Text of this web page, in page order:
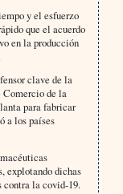
y el esfuerzo
que el acuerdo
en la producción
clave de la
de la
para fabricar
a los países
explotando dichas
contra la covid-19.